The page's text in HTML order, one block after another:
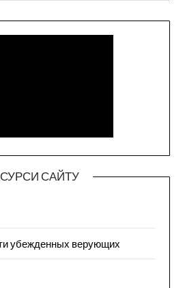
САЙТУ
убежденных верующих